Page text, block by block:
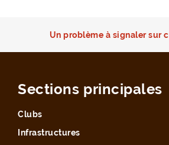
Un problème à signaler sur
Sections principales
Clubs
Infrastructures